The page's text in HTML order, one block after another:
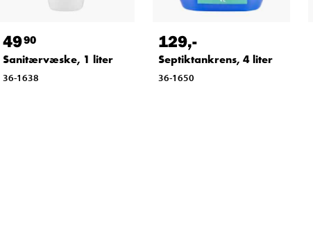
4990
Sanitærvæske, 1 liter
36-1638
129,-
Septiktankrens, 4 liter
36-1650